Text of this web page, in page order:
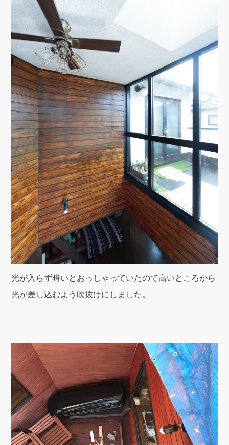
光が入らず暗いとおっしゃっていたので高いところから
光が差し込むよう吹抜けにしました。